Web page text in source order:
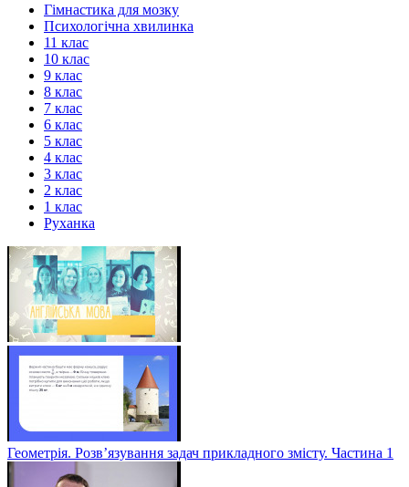
Гімнастика для мозку
Психологічна хвилинка
11 клас
10 клас
9 клас
8 клас
7 клас
6 клас
5 клас
4 клас
3 клас
2 клас
1 клас
Руханка
Геометрія. Розв’язування задач прикладного змісту. Частина 1